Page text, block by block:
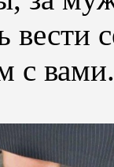
вести
с вами.